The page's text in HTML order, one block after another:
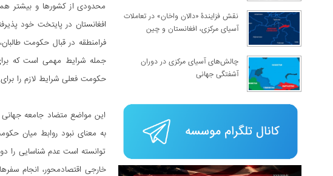
محدودی از کشورها و بیشتر
افغانستان در پایتخت خود
فرامنطقه در قبال حکومت
جمله شرایط مهمی است که
حکومت فعلی شرایط لازم را
این مواضع متضاد جامعه
به ‌معنای نبود روابط میان
توانسته است عدم شناسایی را
خارجی اقتصادمحور،‌ انجام
نقش فزایندۀ «دالان واخان» در تعاملات
آسیای مرکزی، افغانستان و چین
چالش‌های آسیای مرکزی در دوران
آشفتگی جهانی